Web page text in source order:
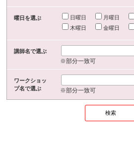
曜日を選ぶ 日曜日 月曜日
木曜日
金曜日
講師名で選ぶ
※部分一致可
ワークショッ
プ名で選ぶ
※部分一致可